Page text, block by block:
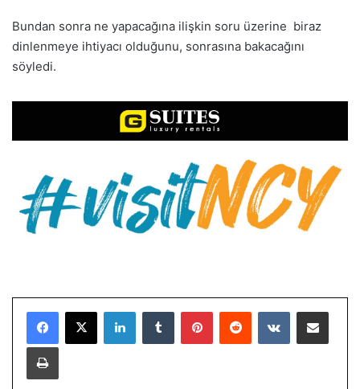
Bundan sonra ne yapacağına ilişkin soru üzerine biraz
dinlenmeye ihtiyacı olduğunu, sonrasına bakacağını
söyledi.
LinkedInTumblr PinterestReddit VKontakteE-Posta ile paylaş
Yazdır